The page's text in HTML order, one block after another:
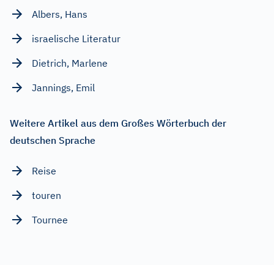
Albers, Hans
israelische Literatur
Dietrich, Marlene
Jannings, Emil
Weitere Artikel aus dem Großes Wörterbuch der
deutschen Sprache
Reise
touren
Tournee